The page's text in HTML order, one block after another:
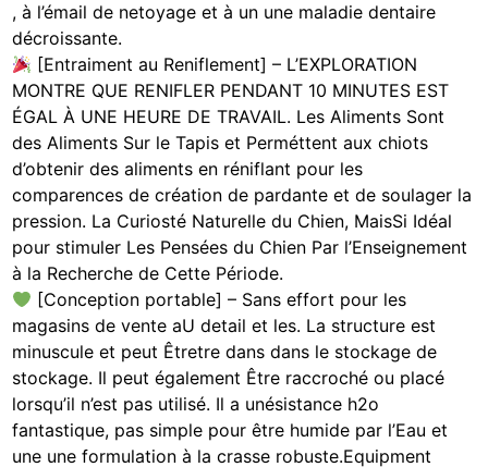
, à l’émail de netoyage et à un une maladie dentaire
décroissante.
[Entraiment au Reniflement] – L’EXPLORATION
MONTRE QUE RENIFLER PENDANT 10 MINUTES EST
ÉGAL À UNE HEURE DE TRAVAIL. Les Aliments Sont
des Aliments Sur le Tapis et Perméttent aux chiots
d’obtenir des aliments en réniflant pour les
comparences de création de pardante et de soulager la
pression. La Curiosté Naturelle du Chien, MaisSi Idéal
pour stimuler Les Pensées du Chien Par l’Enseignement
à la Recherche de Cette Période.
[Conception portable] – Sans effort pour les
magasins de vente aU detail et les. La structure est
minuscule et peut Êtretre dans dans le stockage de
stockage. Il peut également Être raccroché ou placé
lorsqu’il n’est pas utilisé. Il a unésistance h2o
fantastique, pas simple pour être humide par l’Eau et
une une formulation à la crasse robuste.Equipment